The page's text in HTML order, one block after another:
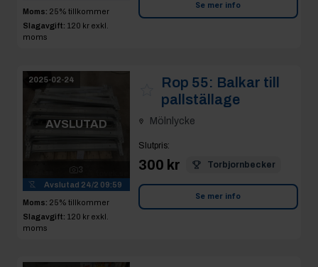
Moms: 25% tillkommer
Slagavgift: 120 kr exkl.
moms
Se mer info
2025-02-24
AVSLUTAD
3
Avslutad 24/2 09:59
Moms: 25% tillkommer
Slagavgift: 120 kr exkl.
moms
Rop 55: Balkar till
pallställage
Mölnlycke
Slutpris:
300 kr Torbjornbecker
Se mer info